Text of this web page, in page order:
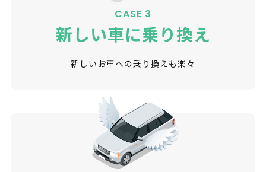
CASE 3
新しい車に乗り換え
新しいお車への乗り換えも楽々